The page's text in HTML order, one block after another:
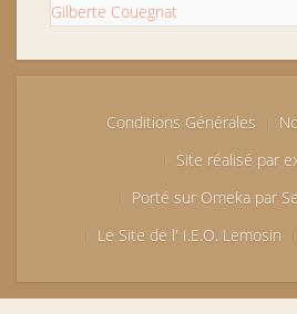
Gilberte Couegnat
Conditions Générales
Site réalisé par
Porté sur Omeka par
Le Site de l' I.E.O. Lemosin